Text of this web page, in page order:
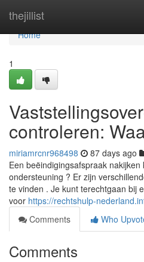
thejillist
Home
Home
1
controleren:
miriamrcnr968498 87 days ago
Een beëindigingsafspraak
ondersteuning ? Er zijn
te vinden . Je kunt terechtgaan bij
voor https://rechtshulp-
Comments
Who
Comments